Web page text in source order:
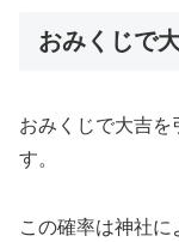
おみくじで
おみくじで大吉を
す。
この確率は神社に